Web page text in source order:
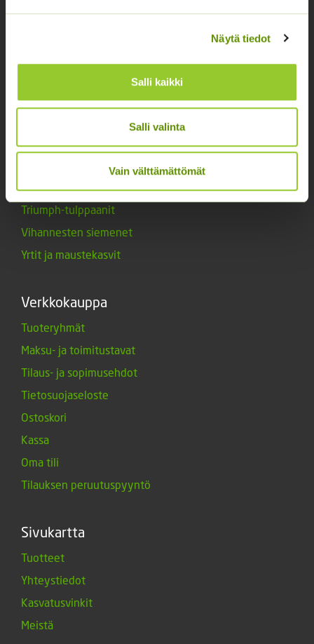
Näytä tiedot
Salli kaikki
Salli valinta
Vain välttämättömät
Marjat ja mansikat
Muut tuotteet
Tarvikkeet
Triumph-tulppaanit
Vihannesten siemenet
Yrtit ja maustekasvit
Verkkokauppa
Tuoteryhmät
Maksu- ja toimitustavat
Tilaus- ja sopimusehdot
Tietosuojaseloste
Ostoskori
Kassa
Oma tili
Tilauksen peruutuspyyntö
Sivukartta
Tuotteet
Yhteystiedot
Kasvatusvinkit
Meistä